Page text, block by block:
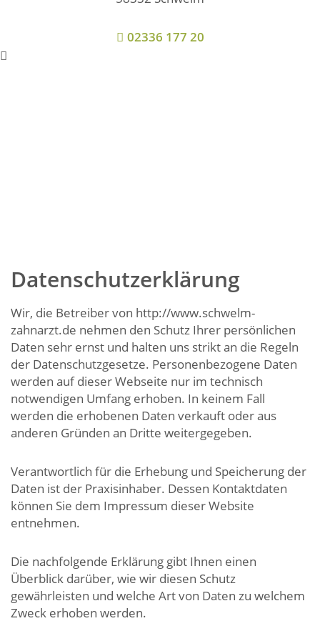
02336 177 20
Datenschutzerklärung
Wir, die Betreiber von http://www.schwelm-
zahnarzt.de nehmen den Schutz Ihrer persönlichen
Daten sehr ernst und halten uns strikt an die Regeln
der Datenschutzgesetze. Personenbezogene Daten
werden auf dieser Webseite nur im technisch
notwendigen Umfang erhoben. In keinem Fall
werden die erhobenen Daten verkauft oder aus
anderen Gründen an Dritte weitergegeben.
Verantwortlich für die Erhebung und Speicherung der
Daten ist der Praxisinhaber. Dessen Kontaktdaten
können Sie dem Impressum dieser Website
entnehmen.
Die nachfolgende Erklärung gibt Ihnen einen
Überblick darüber, wie wir diesen Schutz
gewährleisten und welche Art von Daten zu welchem
Zweck erhoben werden.